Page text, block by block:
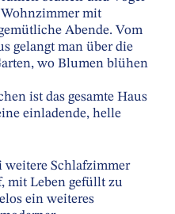
mit
Abende. Vom
gelangt man über die
wo Blumen blühen
ist das gesamte Haus
einladende, helle
weitere Schlafzimmer
mit Leben gefüllt zu
ein weiteres